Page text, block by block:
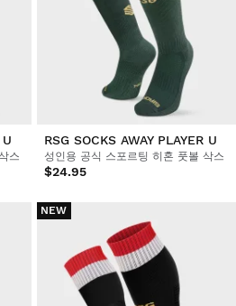
스
RSG SOCKS AWAY PLAYER U
성인용 공식 스포르팅 히혼 풋볼 삭스
$24.95
NEW